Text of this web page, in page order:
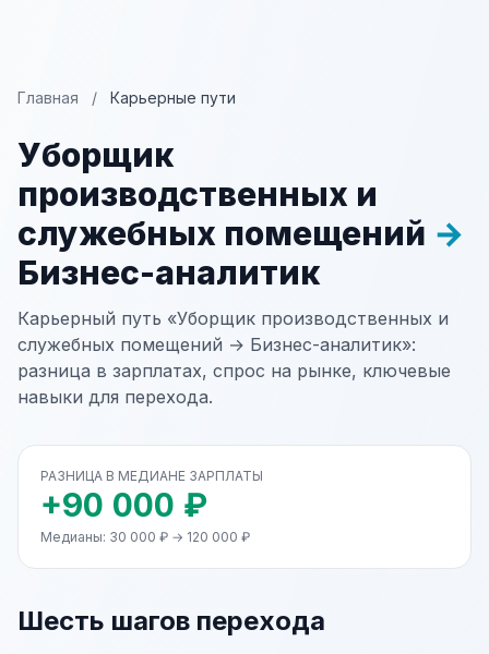
Главная / Карьерные пути
Уборщик
производственных и
служебных помещений →
Бизнес-аналитик
Карьерный путь «Уборщик производственных и
служебных помещений → Бизнес-аналитик»:
разница в зарплатах, спрос на рынке, ключевые
навыки для перехода.
РАЗНИЦА В МЕДИАНЕ ЗАРПЛАТЫ
+90 000 ₽
Медианы: 30 000 ₽ → 120 000 ₽
Шесть шагов перехода